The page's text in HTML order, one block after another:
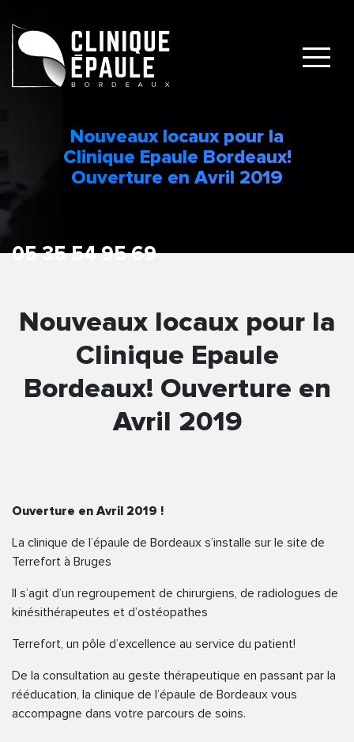
Nouveaux locaux pour la
Clinique Epaule Bordeaux!
Ouverture en Avril 2019
Nouveaux locaux pour la
Clinique Epaule
Bordeaux! Ouverture en
Avril 2019
Ouverture en Avril 2019 !
La clinique de l’épaule de Bordeaux s’installe sur le site de
Terrefort à Bruges
Il s’agit d’un regroupement de chirurgiens, de radiologues de
kinésithérapeutes et d’ostéopathes
Terrefort, un pôle d’excellence au service du patient!
De la consultation au geste thérapeutique en passant par la
rééducation, la clinique de l’épaule de Bordeaux vous
accompagne dans votre parcours de soins.